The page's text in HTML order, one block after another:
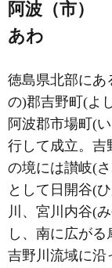
阿波（市）
あわ
徳島県北部にあ
の)郡吉野町(よ
阿波郡市場町(
行して成立。吉
の境には讃岐(
として日開谷(
川、宮川内谷(
し、南に広がる
吉野川流域に沿